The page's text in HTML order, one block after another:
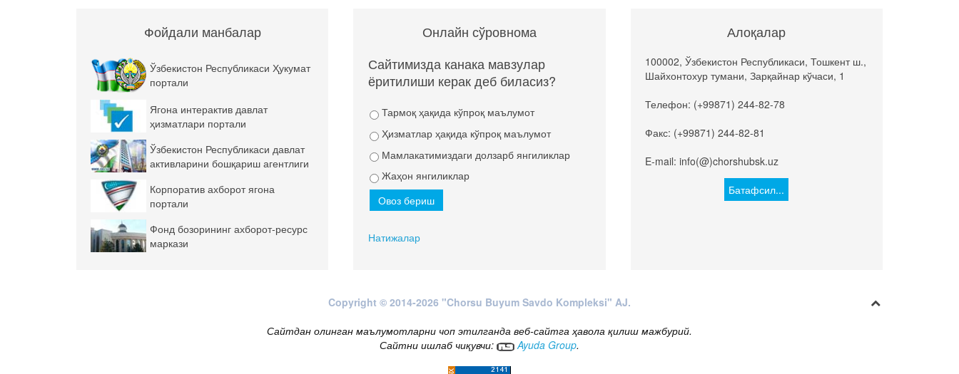
Фойдали манбалар
Ўзбекистон Республикаси Ҳукумат
портали
Ягона интерактив давлат
ҳизматлари портали
Ўзбекистон Республикаси давлат
активларини бошқариш агентлиги
Корпоратив ахборот ягона
портали
Фонд бозорининг ахборот-ресурс
маркази
Онлайн сўровнома
Сайтимизда канака мавзулар
ёритилиши керак деб биласиз?
Тармоқ ҳақида кўпроқ маълумот
Ҳизматлар ҳақида кўпроқ маълумот
Мамлакатимиздаги долзарб янгиликлар
Жаҳон янгиликлар
Натижалар
Алоқалар
100002, Ўзбекистон Республикаси, Тошкент ш.,
Шайхонтохур тумани, Зарқайнар кўчаси, 1
Телефон: (+99871) 244-82-78
Факс: (+99871) 244-82-81
E-mail: info(@)chorshubsk.uz
Батафсил...
Copyright © 2014-2026 "Chorsu Buyum Savdo Kompleksi" AJ.
Сайтдан олинган маълумотларни чоп этилганда веб-сайтга ҳавола қилиш мажбурий.
Сайтни ишлаб чиқувчи:
Ayuda Group.